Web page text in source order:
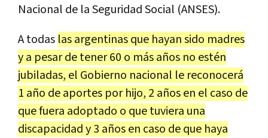
Nacional de la Seguridad Social (ANSES).
A todas las argentinas que hayan sido madres
y a pesar de tener 60 o más años no estén
jubiladas, el Gobierno nacional le reconocerá
1 año de aportes por hijo, 2 años en el caso de
que fuera adoptado o que tuviera una
discapacidad y 3 años en caso de que haya